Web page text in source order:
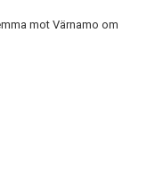
mot Värnamo om